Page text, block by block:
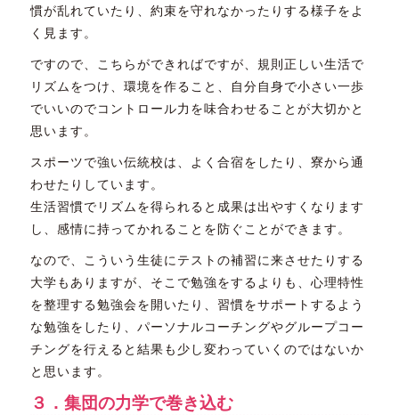
慣が乱れていたり、約束を守れなかったりする様子をよ
く見ます。
ですので、こちらができればですが、規則正しい生活で
リズムをつけ、環境を作ること、自分自身で小さい一歩
でいいのでコントロール力を味合わせることが大切かと
思います。
スポーツで強い伝統校は、よく合宿をしたり、寮から通
わせたりしています。
生活習慣でリズムを得られると成果は出やすくなります
し、感情に持ってかれることを防ぐことができます。
なので、こういう生徒にテストの補習に来させたりする
大学もありますが、そこで勉強をするよりも、心理特性
を整理する勉強会を開いたり、習慣をサポートするよう
な勉強をしたり、パーソナルコーチングやグループコー
チングを行えると結果も少し変わっていくのではないか
と思います。
３．集団の力学で巻き込む